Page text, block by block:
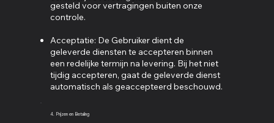
gesteld voor vertragingen buiten onze
controle.
Acceptatie: De Gebruiker dient de
geleverde diensten te accepteren binnen
een redelijke termijn na levering. Bij het niet
tijdig accepteren, gaat de geleverde dienst
automatisch als geaccepteerd beschouwd.
4. Prijzen en Betaling